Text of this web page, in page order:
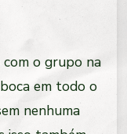
o grupo na
em todo o
nenhuma